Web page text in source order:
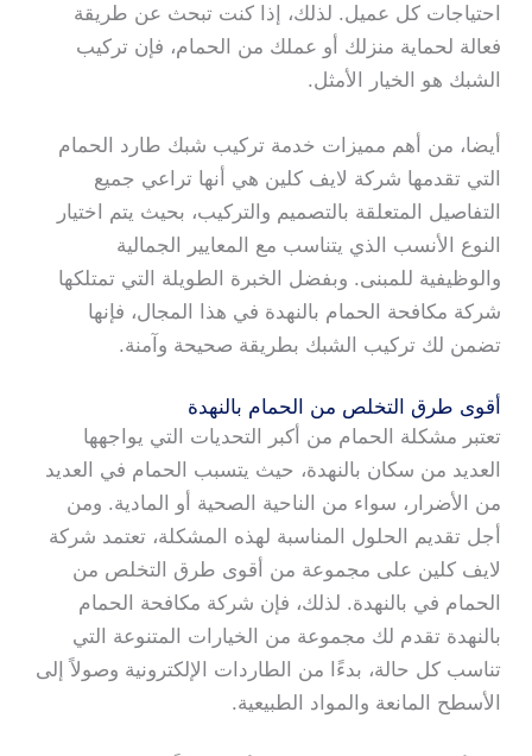
احتياجات كل عميل. لذلك، إذا كنت تبحث عن طريقة
فعالة لحماية منزلك أو عملك من الحمام، فإن تركيب
الشبك هو الخيار الأمثل.
أيضا، من أهم مميزات خدمة تركيب شبك طارد الحمام
التي تقدمها شركة لايف كلين هي أنها تراعي جميع
التفاصيل المتعلقة بالتصميم والتركيب، بحيث يتم اختيار
النوع الأنسب الذي يتناسب مع المعايير الجمالية
والوظيفية للمبنى. وبفضل الخبرة الطويلة التي تمتلكها
شركة مكافحة الحمام بالنهدة في هذا المجال، فإنها
تضمن لك تركيب الشبك بطريقة صحيحة وآمنة.
أقوى طرق التخلص من الحمام بالنهدة
تعتبر مشكلة الحمام من أكبر التحديات التي يواجهها
العديد من سكان بالنهدة، حيث يتسبب الحمام في العديد
من الأضرار، سواء من الناحية الصحية أو المادية. ومن
أجل تقديم الحلول المناسبة لهذه المشكلة، تعتمد شركة
لايف كلين على مجموعة من أقوى طرق التخلص من
الحمام في بالنهدة. لذلك، فإن شركة مكافحة الحمام
بالنهدة تقدم لك مجموعة من الخيارات المتنوعة التي
تناسب كل حالة، بدءًا من الطاردات الإلكترونية وصولاً إلى
الأسطح المانعة والمواد الطبيعية.